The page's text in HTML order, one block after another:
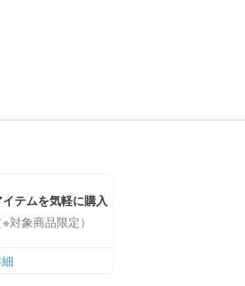
テムを気軽に購入
対象商品限定）